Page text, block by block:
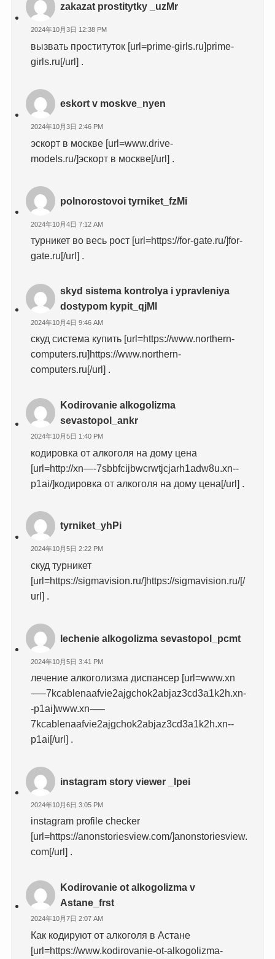
zakazat prostitytky _uzMr
2024年10月3日 12:38 PM
вызвать проституток [url=prime-girls.ru]prime-
girls.ru[/url] .
eskort v moskve_nyen
2024年10月3日 2:46 PM
эскорт в москве [url=www.drive-
models.ru/]эскорт в москве[/url] .
polnorostovoi tyrniket_fzMi
2024年10月4日 7:12 AM
турникет во весь рост [url=https://for-gate.ru/]for-
gate.ru[/url] .
skyd sistema kontrolya i ypravleniya
dostypom kypit_qjMl
2024年10月4日 9:46 AM
скуд система купить [url=https://www.northern-
computers.ru]https://www.northern-
computers.ru[/url] .
Kodirovanie alkogolizma
sevastopol_ankr
2024年10月5日 1:40 PM
кодировка от алкоголя на дому цена
[url=http://xn—-7sbbfcijbwcrwtjcjarh1adw8u.xn--
p1ai/]кодировка от алкоголя на дому цена[/url] .
tyrniket_yhPi
2024年10月5日 2:22 PM
скуд турникет
[url=https://sigmavision.ru/]https://sigmavision.ru/[/
url] .
lechenie alkogolizma sevastopol_pcmt
2024年10月5日 3:41 PM
лечение алкоголизма диспансер [url=www.xn
—–7kcablenaafvie2ajgchok2abjaz3cd3a1k2h.xn-
-p1ai]www.xn—–
7kcablenaafvie2ajgchok2abjaz3cd3a1k2h.xn--
p1ai[/url] .
instagram story viewer _lpei
2024年10月6日 3:05 PM
instagram profile checker
[url=https://anonstoriesview.com/]anonstoriesview.
com[/url] .
Kodirovanie ot alkogolizma v
Astane_frst
2024年10月7日 2:07 AM
Как кодируют от алкоголя в Астане
[url=https://www.kodirovanie-ot-alkogolizma-